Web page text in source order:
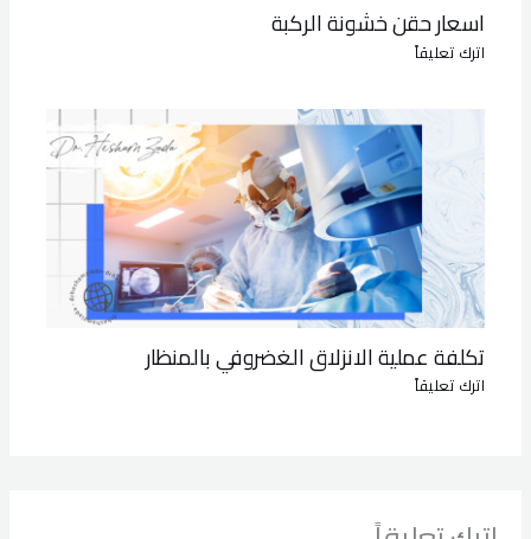
اسعار حقن خشونة الركبة
اترك تعليقاً
تكلفة عملية الانزلاق الغضروفي بالمنظار
اترك تعليقاً